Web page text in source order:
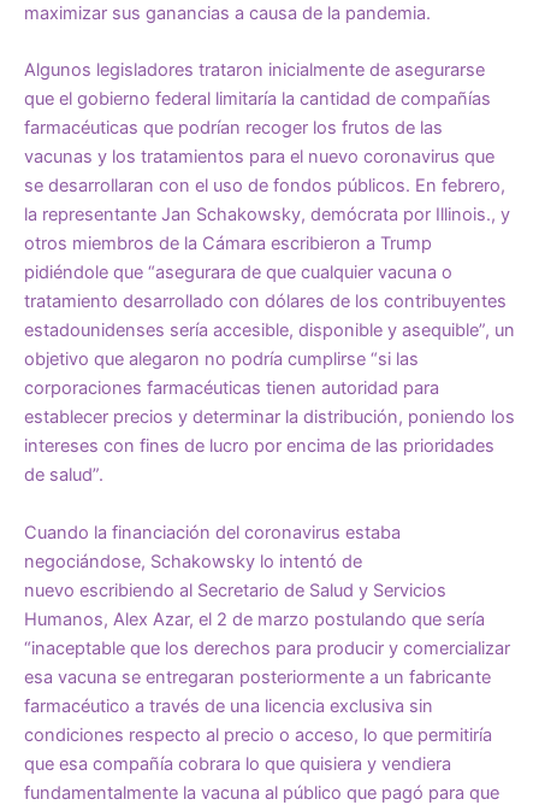
maximizar sus ganancias a causa de la pandemia.
Algunos legisladores trataron inicialmente de asegurarse
que el gobierno federal limitaría la cantidad de compañías
farmacéuticas que podrían recoger los frutos de las
vacunas y los tratamientos para el nuevo coronavirus que
se desarrollaran con el uso de fondos públicos. En febrero,
la representante Jan Schakowsky, demócrata por Illinois., y
otros miembros de la Cámara escribieron a Trump
pidiéndole que “asegurara de que cualquier vacuna o
tratamiento desarrollado con dólares de los contribuyentes
estadounidenses sería accesible, disponible y asequible”, un
objetivo que alegaron no podría cumplirse “si las
corporaciones farmacéuticas tienen autoridad para
establecer precios y determinar la distribución, poniendo los
intereses con fines de lucro por encima de las prioridades
de salud”.
Cuando la financiación del coronavirus estaba
negociándose, Schakowsky lo intentó de
nuevo escribiendo al Secretario de Salud y Servicios
Humanos, Alex Azar, el 2 de marzo postulando que sería
“inaceptable que los derechos para producir y comercializar
esa vacuna se entregaran posteriormente a un fabricante
farmacéutico a través de una licencia exclusiva sin
condiciones respecto al precio o acceso, lo que permitiría
que esa compañía cobrara lo que quisiera y vendiera
fundamentalmente la vacuna al público que pagó para que